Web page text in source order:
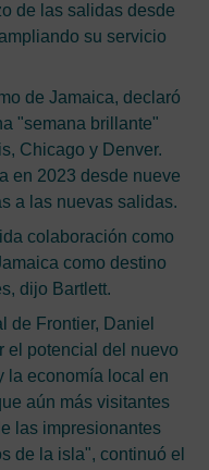
de las salidas desde
su servicio
de Jamaica, declaró
"semana brillante"
Chicago y Denver.
en 2023 desde nueve
a las nuevas salidas.
colaboración como
como destino
dijo Bartlett.
de Frontier, Daniel
el potencial del nuevo
la economía local en
aún más visitantes
las impresionantes
de la isla", continuó el